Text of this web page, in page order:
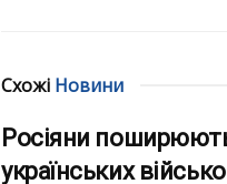
Схожі Новини
Росіяни
українських